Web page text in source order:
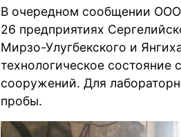
В очередном сообщении ООО
26 предприятиях
Мирзо-Улугбекского и
технологическое состояние
сооружений. Для
пробы.